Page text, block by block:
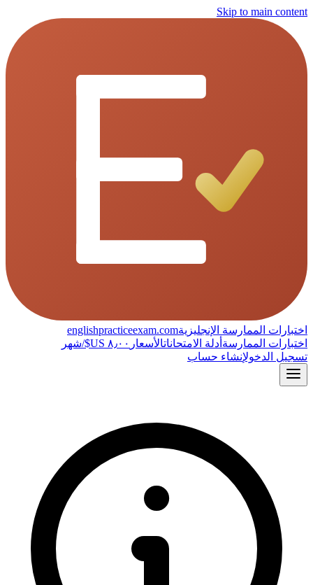
Skip to main content
اختبارات الممارسة الإنجليزيةenglishpracticeexam.com
اختبارات الممارسة أدلة الامتحاناتالأسعار
تسجيل الدخولإنشاء حساب